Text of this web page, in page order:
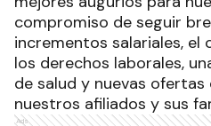
compromiso de seguir
incrementos salariales,
los derechos laborales,
de salud y nuevas
nuestros afiliados y sus
Ads